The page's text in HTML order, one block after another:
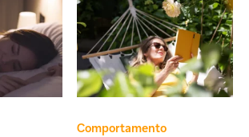
Comportamento